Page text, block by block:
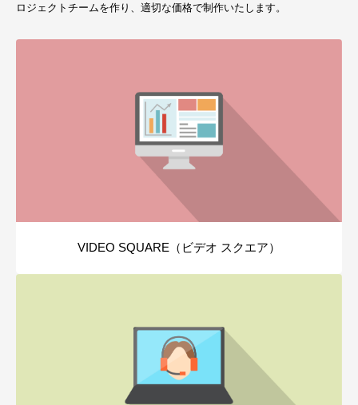
ロジェクトチームを作り、適切な価格で制作いたします。
VIDEO SQUARE（ビデオ スクエア）